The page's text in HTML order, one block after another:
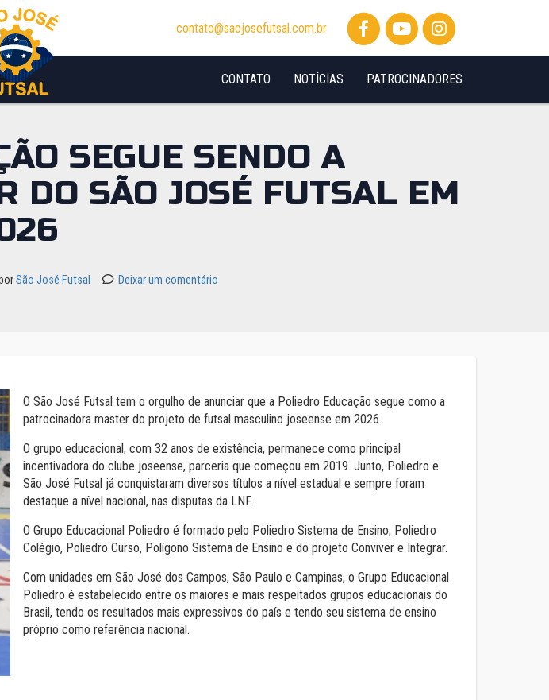
contato@saojosefutsal.com.br
PATROCINADORES
NOTÍCIAS
CONTATO
SEGUE SENDO A
DO SÃO JOSÉ FUTSAL EM
São José Futsal Deixar um comentário
O São José Futsal tem o orgulho de anunciar que a Poliedro Educação segue como a
patrocinadora master do projeto de futsal masculino joseense em 2026.
O grupo educacional, com 32 anos de existência, permanece como principal
incentivadora do clube joseense, parceria que começou em 2019. Junto, Poliedro e
São José Futsal já conquistaram diversos títulos a nível estadual e sempre foram
destaque a nível nacional, nas disputas da LNF.
O Grupo Educacional Poliedro é formado pelo Poliedro Sistema de Ensino, Poliedro
Colégio, Poliedro Curso, Polígono Sistema de Ensino e do projeto Conviver e Integrar.
Com unidades em São José dos Campos, São Paulo e Campinas, o Grupo Educacional
Poliedro é estabelecido entre os maiores e mais respeitados grupos educacionais do
Brasil, tendo os resultados mais expressivos do país e tendo seu sistema de ensino
próprio como referência nacional.